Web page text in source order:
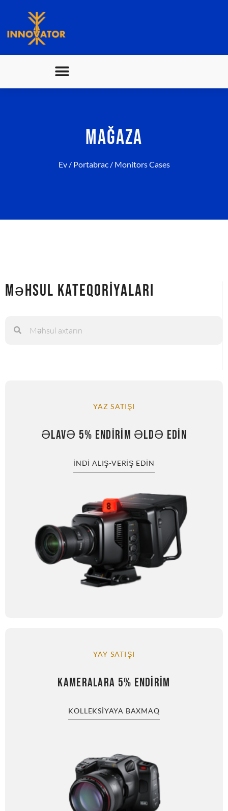
MAĞAZA
Ev/ Portabrac/ Monitors Cases
Məhsul Kateqoriyaları
YAZ SATIŞI
ƏLAVƏ 5% ENDIRIM ƏLDƏ EDIN
İNDI ALIŞ-VERIŞ EDIN
YAY SATIŞI
KAMERALARA 5% ENDIRIM
KOLLEKSIYAYA BAXMAQ